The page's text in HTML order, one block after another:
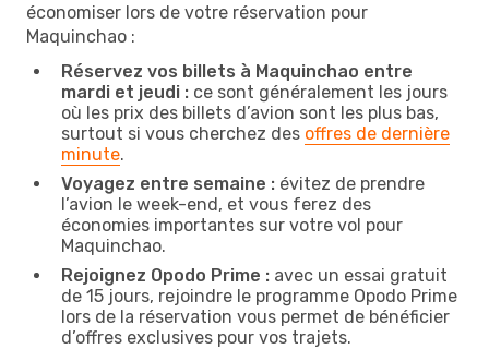
économiser lors de votre réservation pour
Maquinchao :
Réservez vos billets à Maquinchao entre
mardi et jeudi : ce sont généralement les jours
où les prix des billets d’avion sont les plus bas,
surtout si vous cherchez des offres de dernière
minute.
Voyagez entre semaine : évitez de prendre
l’avion le week-end, et vous ferez des
économies importantes sur votre vol pour
Maquinchao.
Rejoignez Opodo Prime : avec un essai gratuit
de 15 jours, rejoindre le programme Opodo Prime
lors de la réservation vous permet de bénéficier
d’offres exclusives pour vos trajets.